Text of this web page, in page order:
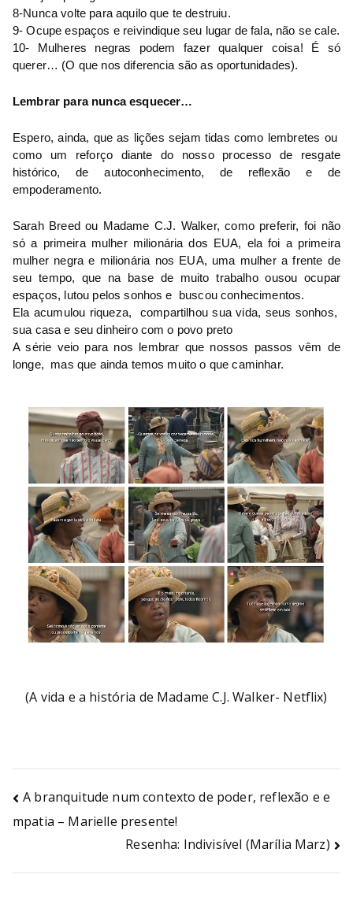
8-Nunca volte para aquilo que te destruiu.
9- Ocupe espaços e reivindique seu lugar de fala, não se cale.
10- Mulheres negras podem fazer qualquer coisa! É só
querer… (O que nos diferencia são as oportunidades).
Lembrar para nunca esquecer…
Espero, ainda, que as lições sejam tidas como lembretes ou
como um reforço diante do nosso processo de resgate
histórico, de autoconhecimento, de reflexão e de
empoderamento.
Sarah Breed ou Madame C.J. Walker, como preferir, foi não
só a primeira mulher milionária dos EUA, ela foi a primeira
mulher negra e milionária nos EUA, uma mulher a frente de
seu tempo, que na base de muito trabalho ousou ocupar
espaços, lutou pelos sonhos e  buscou conhecimentos.
Ela acumulou riqueza,  compartilhou sua vida, seus sonhos,
sua casa e seu dinheiro com o povo preto
A série veio para nos lembrar que nossos passos vêm de
longe,  mas que ainda temos muito o que caminhar.
(A vida e a história de Madame C.J. Walker- Netflix)
A branquitude num contexto de poder, reflexão e e
mpatia – Marielle presente!
Resenha: Indivisível (Marília Marz)